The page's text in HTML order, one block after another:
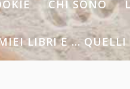
CHI SONO
LIBRI E … QUELLI